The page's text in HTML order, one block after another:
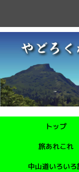
トップ
旅あれこれ
中山道いろいろ